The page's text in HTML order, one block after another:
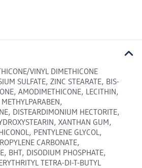
VINYL DIMETHICONE
SULFATE, ZINC STEARATE, BIS-
AMODIMETHICONE, LECITHIN,
DISTEARDIMONIUM HECTORITE,
XANTHAN GUM,
PENTYLENE GLYCOL,
CARBONATE,
BHT, DISODIUM PHOSPHATE,
TETRA-DI-T-BUTYL